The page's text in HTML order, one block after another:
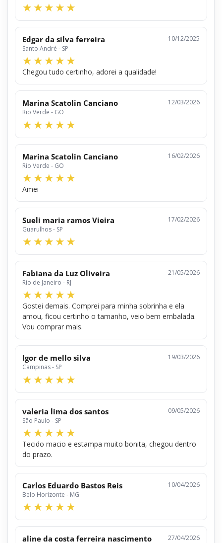
Edgar da silva ferreira
Santo André - SP
10/12/2025
Chegou tudo certinho, adorei a qualidade!
Marina Scatolin Canciano
Rio Verde - GO
12/03/2026
Marina Scatolin Canciano
Rio Verde - GO
16/02/2026
Amei
Sueli maria ramos Vieira
Guarulhos - SP
17/02/2026
Fabiana da Luz Oliveira
Rio de Janeiro - RJ
21/05/2026
Gostei demais. Comprei para minha sobrinha e ela
amou, ficou certinho o tamanho, veio bem embalada.
Vou comprar mais.
Igor de mello silva
Campinas - SP
19/03/2026
valeria lima dos santos
São Paulo - SP
09/05/2026
Tecido macio e estampa muito bonita, chegou dentro
do prazo.
Carlos Eduardo Bastos Reis
Belo Horizonte - MG
10/04/2026
aline da costa ferreira nascimento 27/04/2026